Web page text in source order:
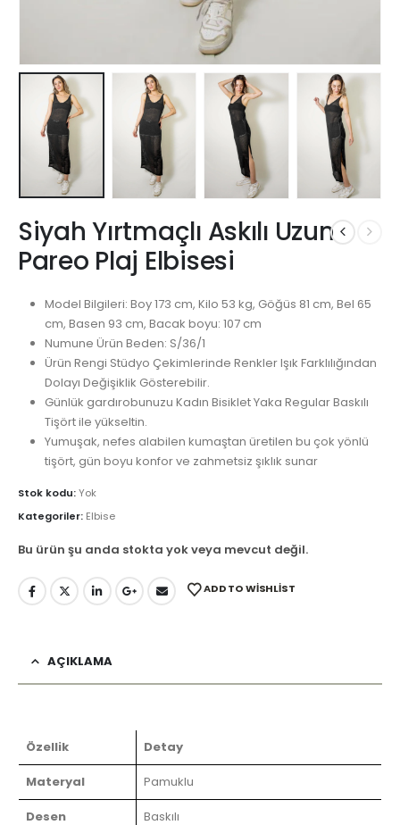
Siyah Yırtmaçlı Askılı Uzun
Pareo Plaj Elbisesi
Model Bilgileri: Boy 173 cm, Kilo 53 kg, Göğüs 81 cm, Bel 65
cm, Basen 93 cm, Bacak boyu: 107 cm
Numune Ürün Beden: S/36/1
Ürün Rengi Stüdyo Çekimlerinde Renkler Işık Farklılığından
Dolayı Değişiklik Gösterebilir.
Günlük gardırobunuzu Kadın Bisiklet Yaka Regular Baskılı
Tişört ile yükseltin.
Yumuşak, nefes alabilen kumaştan üretilen bu çok yönlü
tişört, gün boyu konfor ve zahmetsiz şıklık sunar
Stok kodu:Yok
Kategoriler: Elbise
Bu ürün şu anda stokta yok veya mevcut değil.
ADD TO WISHLIST
AÇIKLAMA
Özellik Detay
Materyal Pamuklu
Desen Baskılı